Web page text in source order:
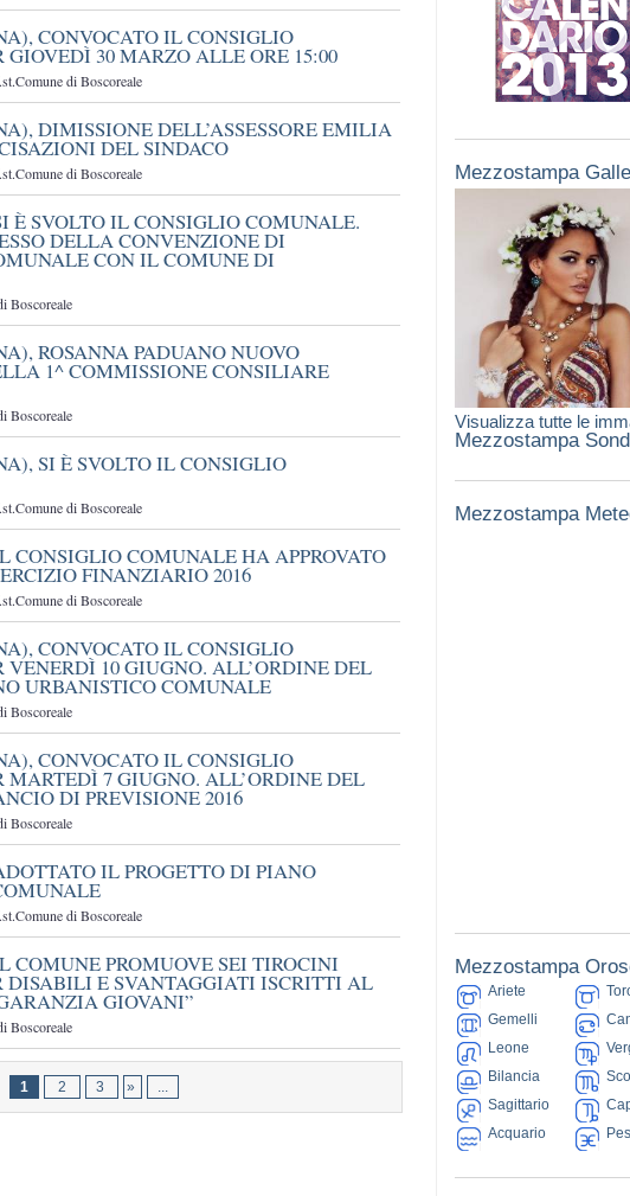
Mezzostampa
Visualizza tutte le
Mezzostampa
Mezzostampa
Mezzostampa
Ariete
Gemelli
Leone
Bilancia
Sagittario
Acquario
CONVOCATO IL CONSIGLIO
GIOVEDÌ 30 MARZO ALLE ORE 15:00
di Boscoreale
DIMISSIONE DELL’ASSESSORE EMILIA
DEL SINDACO
di Boscoreale
È SVOLTO IL CONSIGLIO COMUNALE.
DELLA CONVENZIONE DI
CON IL COMUNE DI
Boscoreale
ROSANNA PADUANO NUOVO
1^ COMMISSIONE CONSILIARE
Boscoreale
SI È SVOLTO IL CONSIGLIO
di Boscoreale
CONSIGLIO COMUNALE HA APPROVATO
FINANZIARIO 2016
di Boscoreale
CONVOCATO IL CONSIGLIO
VENERDÌ 10 GIUGNO. ALL’ORDINE DEL
URBANISTICO COMUNALE
Boscoreale
CONVOCATO IL CONSIGLIO
MARTEDÌ 7 GIUGNO. ALL’ORDINE DEL
DI PREVISIONE 2016
Boscoreale
IL PROGETTO DI PIANO
di Boscoreale
COMUNE PROMUOVE SEI TIROCINI
DISABILI E SVANTAGGIATI ISCRITTI AL
GIOVANI”
Boscoreale
1 2 3 » ...